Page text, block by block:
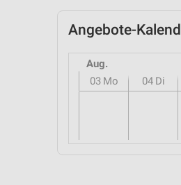
Angebote-
Aug.
03 Mo 04 Di